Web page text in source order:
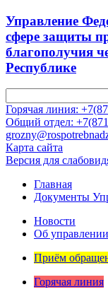
Управление
сфере защиты
благополучия
Республике
Горячая линия:
Общий отдел:
Карта сайта
Версия для
Главная
Документы
Новости
Об управлении
Приём
Горячая линия